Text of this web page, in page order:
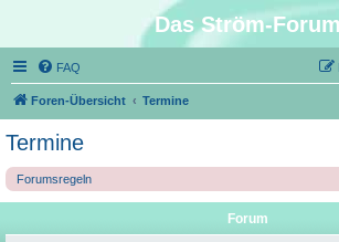
Das Ström-Forum
FAQ
Foren-Übersicht Termine
Termine
Forumsregeln
Forum